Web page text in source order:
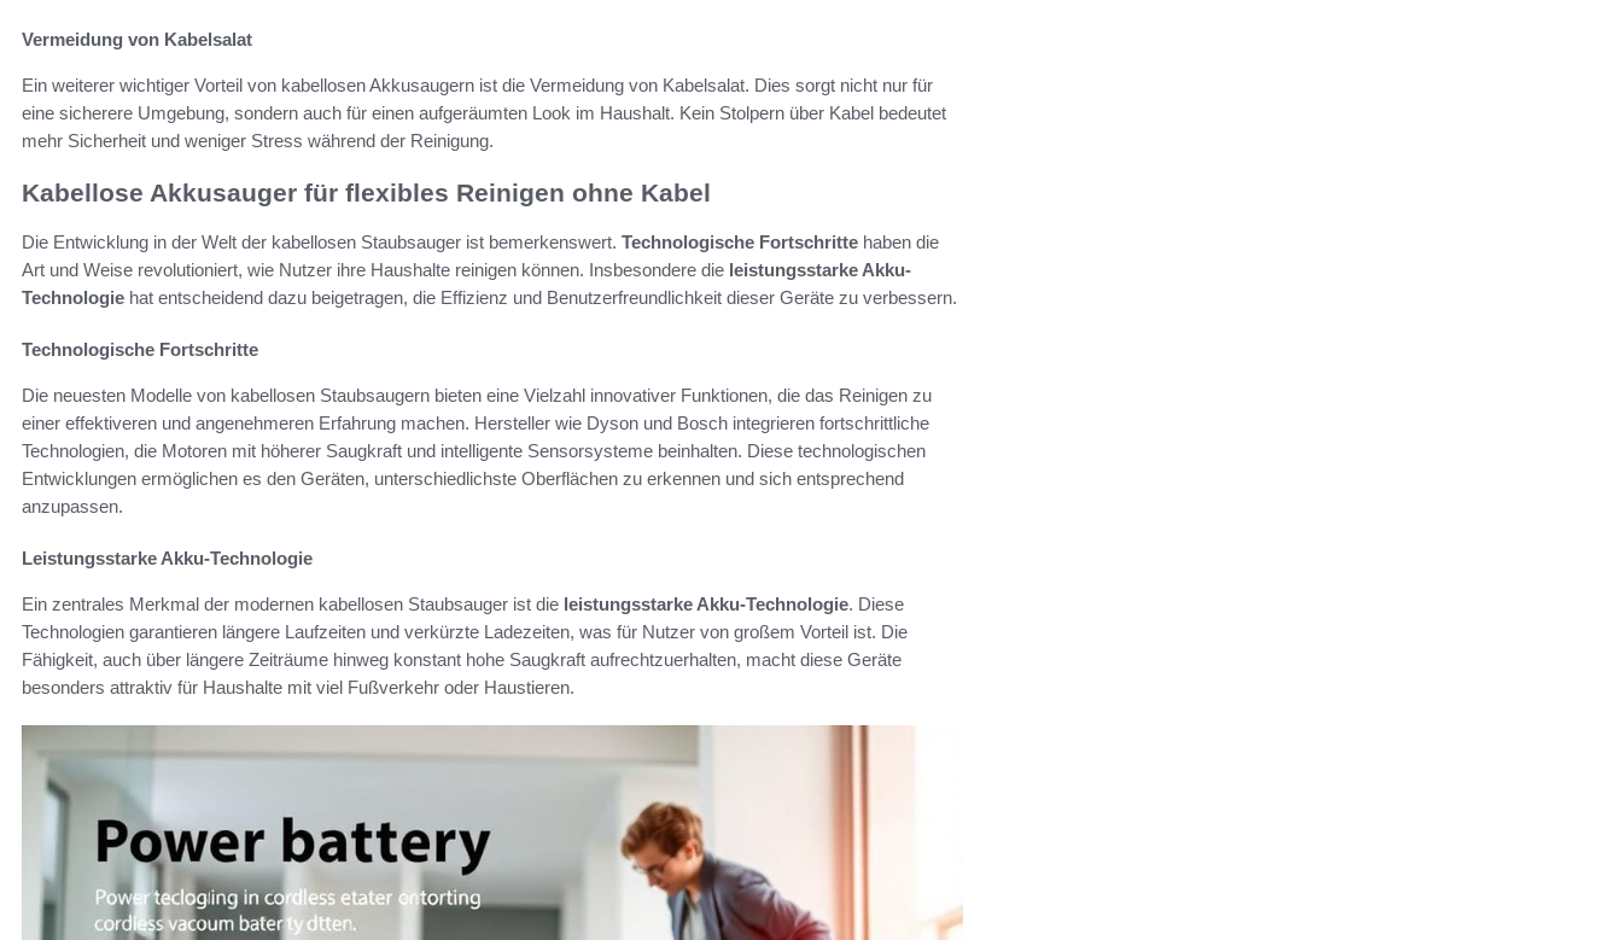
Vermeidung von Kabelsalat
Ein weiterer wichtiger Vorteil von kabellosen Akkusaugern ist die Vermeidung von Kabelsalat. Dies sorgt nicht nur für
eine sicherere Umgebung, sondern auch für einen aufgeräumten Look im Haushalt. Kein Stolpern über Kabel bedeutet
mehr Sicherheit und weniger Stress während der Reinigung.
Kabellose Akkusauger für flexibles Reinigen ohne Kabel
Die Entwicklung in der Welt der kabellosen Staubsauger ist bemerkenswert. Technologische Fortschritte haben die
Art und Weise revolutioniert, wie Nutzer ihre Haushalte reinigen können. Insbesondere die leistungsstarke Akku-
Technologie hat entscheidend dazu beigetragen, die Effizienz und Benutzerfreundlichkeit dieser Geräte zu verbessern.
Technologische Fortschritte
Die neuesten Modelle von kabellosen Staubsaugern bieten eine Vielzahl innovativer Funktionen, die das Reinigen zu
einer effektiveren und angenehmeren Erfahrung machen. Hersteller wie Dyson und Bosch integrieren fortschrittliche
Technologien, die Motoren mit höherer Saugkraft und intelligente Sensorsysteme beinhalten. Diese technologischen
Entwicklungen ermöglichen es den Geräten, unterschiedlichste Oberflächen zu erkennen und sich entsprechend
anzupassen.
Leistungsstarke Akku-Technologie
Ein zentrales Merkmal der modernen kabellosen Staubsauger ist die leistungsstarke Akku-Technologie. Diese
Technologien garantieren längere Laufzeiten und verkürzte Ladezeiten, was für Nutzer von großem Vorteil ist. Die
Fähigkeit, auch über längere Zeiträume hinweg konstant hohe Saugkraft aufrechtzuerhalten, macht diese Geräte
besonders attraktiv für Haushalte mit viel Fußverkehr oder Haustieren.